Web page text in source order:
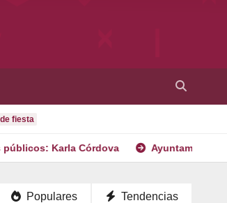
fiesta
Ayuntamiento de Guaymas
Populares Tendencias